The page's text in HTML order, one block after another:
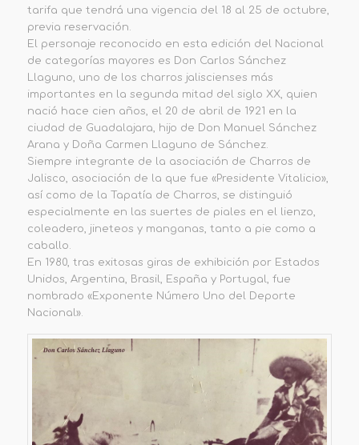
tarifa que tendrá una vigencia del 18 al 25 de octubre,
previa reservación.
El personaje reconocido en esta edición del Nacional
de categorías mayores es Don Carlos Sánchez
Llaguno, uno de los charros jaliscienses más
importantes en la segunda mitad del siglo XX, quien
nació hace cien años, el 20 de abril de 1921 en la
ciudad de Guadalajara, hijo de Don Manuel Sánchez
Arana y Doña Carmen Llaguno de Sánchez.
Siempre integrante de la asociación de Charros de
Jalisco, asociación de la que fue «Presidente Vitalicio»,
así como de la Tapatía de Charros, se distinguió
especialmente en las suertes de piales en el lienzo,
coleadero, jineteos y manganas, tanto a pie como a
caballo.
En 1980, tras exitosas giras de exhibición por Estados
Unidos, Argentina, Brasil, España y Portugal, fue
nombrado «Exponente Número Uno del Deporte
Nacional».